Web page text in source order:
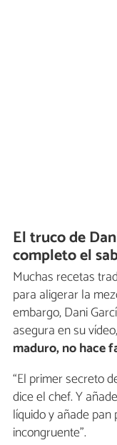
El truco de
completo el
Muchas recetas
para aligerar la
embargo, Dani
asegura en su vídeo,
maduro, no hace
“El primer secreto
dice el chef. Y
líquido y añade pan
incongruente”.